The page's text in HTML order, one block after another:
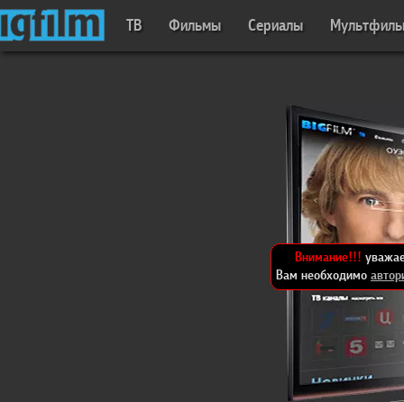
ТВ Фильмы Сериалы
Внимание!!!
Вам необходимо